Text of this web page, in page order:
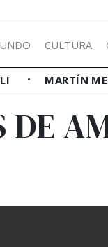
CULTURA
MARTÍN